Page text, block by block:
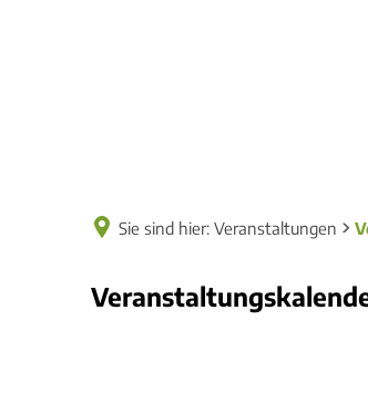
Sie sind hier: Veranstaltungen
Veranstaltungskalender